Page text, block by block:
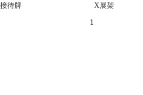
接待牌 X展架
1